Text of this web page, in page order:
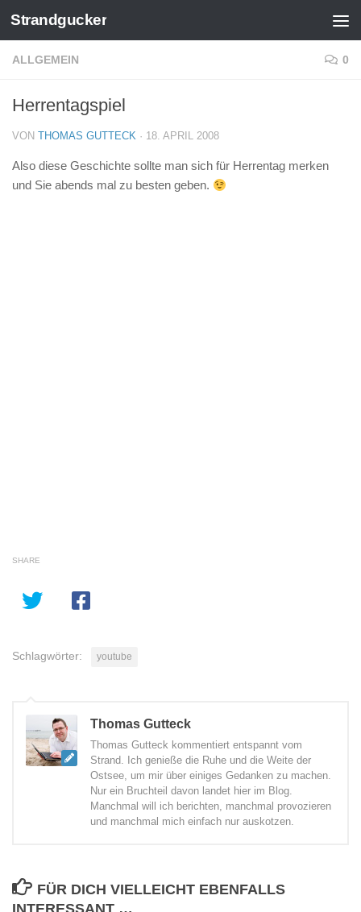
Zum Inhalt springen
Strandgucker
ALLGEMEIN 0
Herrentagspiel
VON THOMAS GUTTECK · 18. APRIL 2008
Also diese Geschichte sollte man sich für Herrentag merken
und Sie abends mal zu besten geben.
SHARE
Schlagwörter: youtube
Thomas Gutteck
Thomas Gutteck kommentiert entspannt vom
Strand. Ich genieße die Ruhe und die Weite der
Ostsee, um mir über einiges Gedanken zu machen.
Nur ein Bruchteil davon landet hier im Blog.
Manchmal will ich berichten, manchmal provozieren
und manchmal mich einfach nur auskotzen.
FÜR DICH VIELLEICHT EBENFALLS
INTERESSANT …